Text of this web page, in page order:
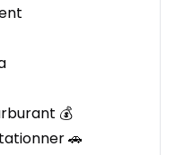
💰
🚗